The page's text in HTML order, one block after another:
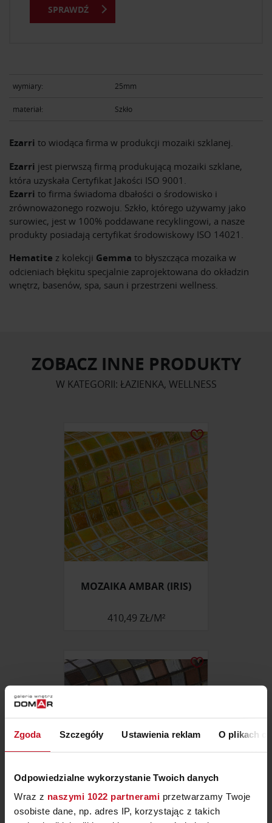
Zgoda Szczegóły Ustawienia reklam O plikach
Odpowiedzialne wykorzystanie Twoich danych
Wraz z naszymi 1022 partnerami przetwarzamy Twoje
osobiste dane, np. adres IP, korzystając z takich
wymiary: 25mm
materiał: Szkło
Ezarri to wiodąca firma w produkcji mozaiki szklanej.
Ezarri jest pierwszą firmą produkującą mozaiki szklane,
która uzyskała Certyfikat Jakości ISO 9001.
Ezarri to firma świadoma dbałości o środowisko i
zrównoważonego rozwoju. Szkło, którego używamy jako
surowiec, jest w 100% poddawane recyklingowi, a nasze
produkty posiadają certyfikat środowiskowy ISO 14021.
Hematite z kolekcji Gemma to błyszcząca mozaika w
odcieniach błękitu specjalnie zaprojektowana do okładzin
wnętrz, basenów, spa, saun i przestrzeni wellness.
SPRAWDŹ
ZOBACZ INNE PRODUKTY
W KATEGORII: ŁAZIENKA, WELLNESS
MOZAIKA AMBAR (IRIS)
410,49 ZŁ/M²
MOZAIKA BLOODY MARY